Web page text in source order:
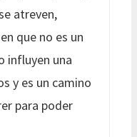
atreven,
que no es un
influyen una
y es un camino
para poder